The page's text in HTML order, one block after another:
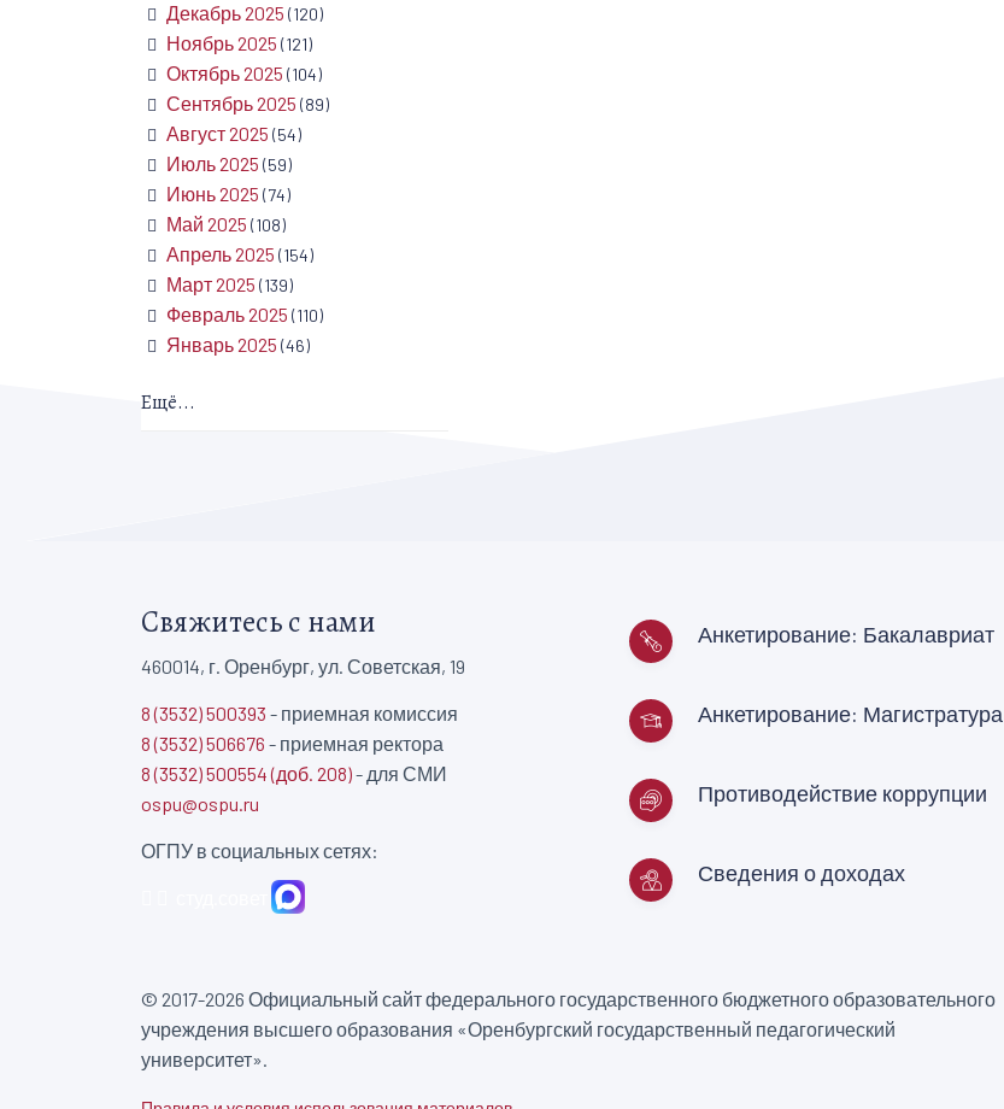
Декабрь 2025 (120)
Ноябрь 2025 (121)
Октябрь 2025 (104)
Сентябрь 2025 (89)
Август 2025 (54)
Июль 2025 (59)
Июнь 2025 (74)
Май 2025 (108)
Апрель 2025 (154)
Март 2025 (139)
Февраль 2025 (110)
Январь 2025 (46)
Ещё...
Свяжитесь с нами
460014, г. Оренбург, ул. Советская, 19
8 (3532) 500393 - приемная комиссия
8 (3532) 506676 - приемная ректора
8 (3532) 500554 (доб. 208)- для СМИ
ospu@ospu.ru
ОГПУ в социальных сетях:
Анкетирование: Бакалавриат
Анкетирование: Магистратура
Противодействие коррупции
Сведения о доходах
© 2017-2026 Официальный сайт федерального государственного бюджетного образовательного
учреждения высшего образования «Оренбургский государственный педагогический
университет».